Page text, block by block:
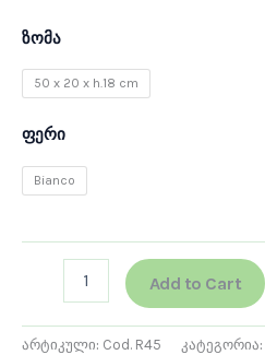
ზომა
50 x 20 x h.18 cm
ფერი
Bianco
Add to Cart
არტიკული: Cod. R45 კატეგორია: